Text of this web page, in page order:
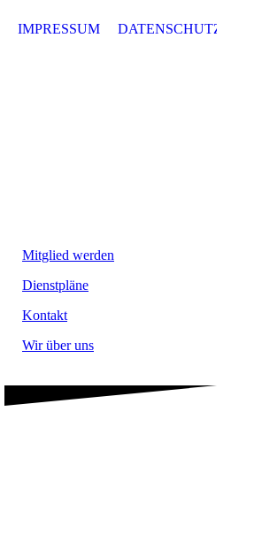
IMPRESSUM DATENSCHUTZ
Mitglied werden
Dienstpläne
Kontakt
Wir über uns